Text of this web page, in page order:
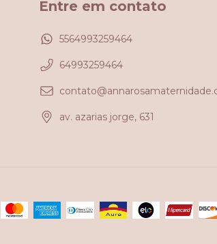
Entre em contato
5564993259464
64993259464
av. azarias jorge, 631